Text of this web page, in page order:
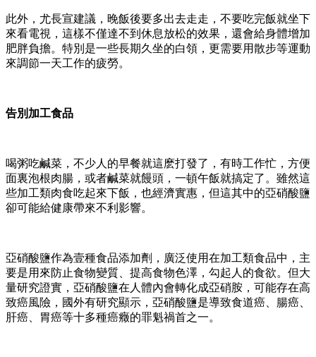
此外，尤長宣建議，晚飯後要多出去走走，不要吃完飯就坐下
來看電視，這樣不僅達不到休息放松的效果，還會給身體增加
肥胖負擔。特別是一些長期久坐的白領，更需要用散步等運動
來調節一天工作的疲勞。
告別加工食品
喝粥吃鹹菜，不少人的早餐就這麽打發了，有時工作忙，方便
面裏泡根肉腸，或者鹹菜就饅頭，一頓午飯就搞定了。雖然這
些加工類肉食吃起來下飯，也經濟實惠，但這其中的亞硝酸鹽
卻可能給健康帶來不利影響。
亞硝酸鹽作為壹種食品添加劑，廣泛使用在加工類食品中，主
要是用來防止食物變質、提高食物色澤，勾起人的食欲。但大
量研究證實，亞硝酸鹽在人體內會轉化成亞硝胺，可能存在高
致癌風險，國外有研究顯示，亞硝酸鹽是導致食道癌、腸癌、
肝癌、胃癌等十多種癌癥的罪魁禍首之一。